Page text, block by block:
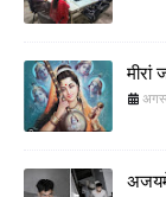
मीरां